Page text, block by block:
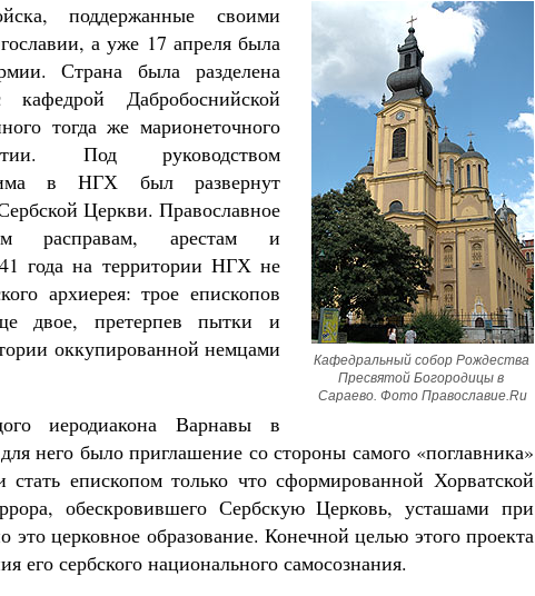
Кафедральный собор Рождества
Пресвятой Богородицы в
Сараево. Фото Православие.Ru
поддержанные своими
а уже 17 апреля была
Страна была разделена
Дабробоснийской
тогда же марионеточного
Под руководством
в НГХ был развернут
Церкви. Православное
расправам, арестам и
года на территории НГХ не
архиерея: трое епископов
двое, претерпев пытки и
оккупированной немцами
иеродиакона Варнавы в
него было приглашение со стороны самого «поглавника»
епископом только что сформированной Хорватской
обескровившего Сербскую Церковь, усташами при
церковное образование. Конечной целью этого проекта
его сербского национального самосознания.